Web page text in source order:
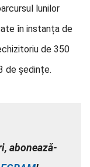
lunilor
în instanța de
de 350
de ședințe.
abonează-